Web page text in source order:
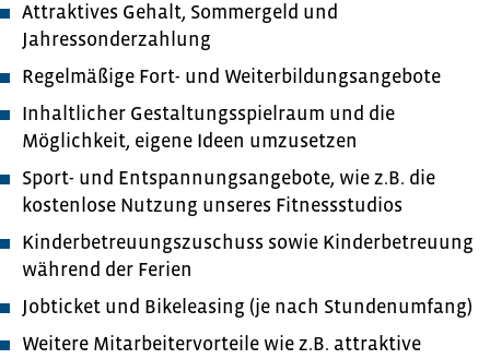
Attraktives Gehalt, Sommergeld und
Jahressonderzahlung
Regelmäßige Fort- und Weiterbildungsangebote
Inhaltlicher Gestaltungsspielraum und die
Möglichkeit, eigene Ideen umzusetzen
Sport- und Entspannungsangebote, wie z.B. die
kostenlose Nutzung unseres Fitnessstudios
Kinderbetreuungszuschuss sowie Kinderbetreuung
während der Ferien
Jobticket und Bikeleasing (je nach Stundenumfang)
Weitere Mitarbeitervorteile wie z.B. attraktive